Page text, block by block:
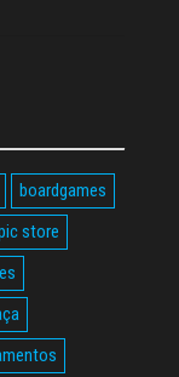
boardgames
store